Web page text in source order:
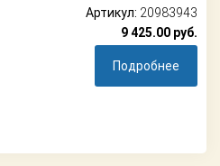
Артикул: 20983943
9 425.00 руб.
Подробнее